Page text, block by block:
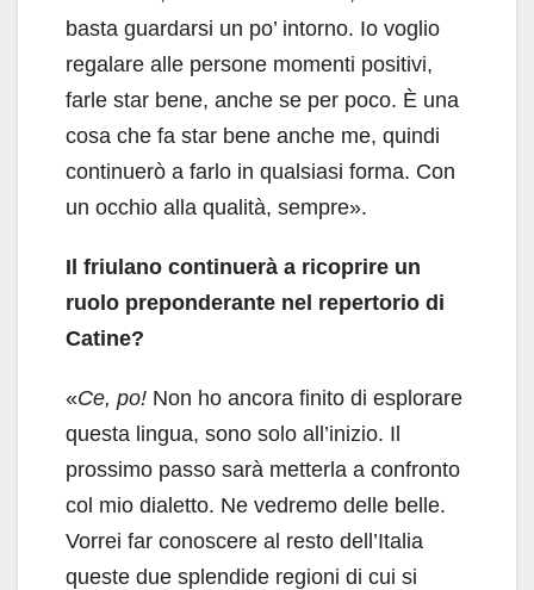
basta guardarsi un po’ intorno. Io voglio
regalare alle persone momenti positivi,
farle star bene, anche se per poco. È una
cosa che fa star bene anche me, quindi
continuerò a farlo in qualsiasi forma. Con
un occhio alla qualità, sempre».
Il friulano continuerà a ricoprire un
ruolo preponderante nel repertorio di
Catine?
«Ce, po! Non ho ancora finito di esplorare
questa lingua, sono solo all’inizio. Il
prossimo passo sarà metterla a confronto
col mio dialetto. Ne vedremo delle belle.
Vorrei far conoscere al resto dell’Italia
queste due splendide regioni di cui si